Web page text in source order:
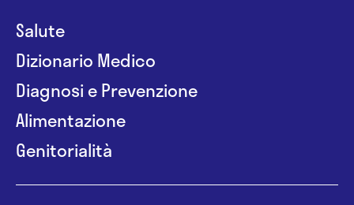
Salute
Dizionario Medico
Diagnosi e Prevenzione
Alimentazione
Genitorialità